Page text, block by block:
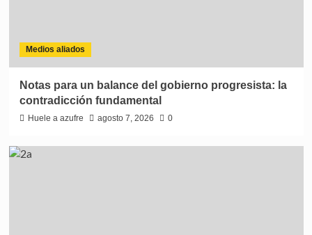
Medios aliados
Notas para un balance del gobierno progresista: la
contradicción fundamental
Huele a azufre agosto 7, 2026 0